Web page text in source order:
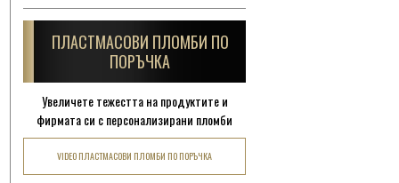
ПЛАСТМАСОВИ ПЛОМБИ ПО
ПОРЪЧКА
Увеличете тежестта на продуктите и
фирмата си с персонализирани пломби
VIDEO ПЛАСТМАСОВИ ПЛОМБИ ПО ПОРЪЧКА